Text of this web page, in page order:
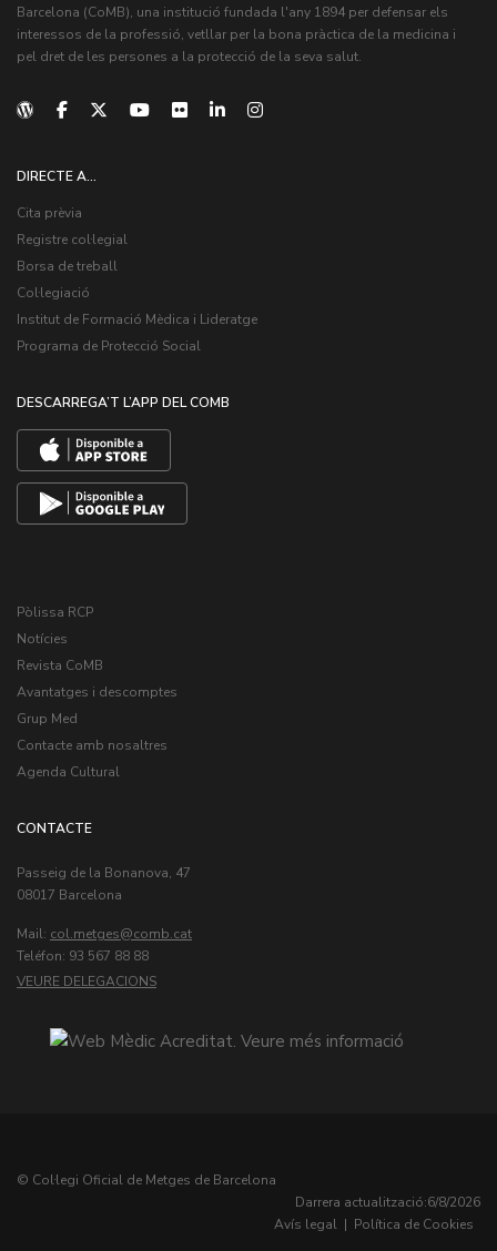
Barcelona (CoMB), una institució fundada l'any 1894 per defensar els
interessos de la professió, vetllar per la bona pràctica de la medicina i
pel dret de les persones a la protecció de la seva salut.
DIRECTE A...
Cita prèvia
Registre col·legial
Borsa de treball
Col·legiació
Institut de Formació Mèdica i Lideratge
Programa de Protecció Social
DESCARREGA’T L’APP DEL COMB
Pòlissa RCP
Notícies
Revista CoMB
Avantatges i descomptes
Grup Med
Contacte amb nosaltres
Agenda Cultural
CONTACTE
Passeig de la Bonanova, 47
08017 Barcelona
Mail: col.metges
Teléfon: 93 567 88 88
VEURE DELEGACIONS
© Col·legi Oficial de Metges de Barcelona
Darrera actualització:6/8/2026
Avís legal | Política de Cookies